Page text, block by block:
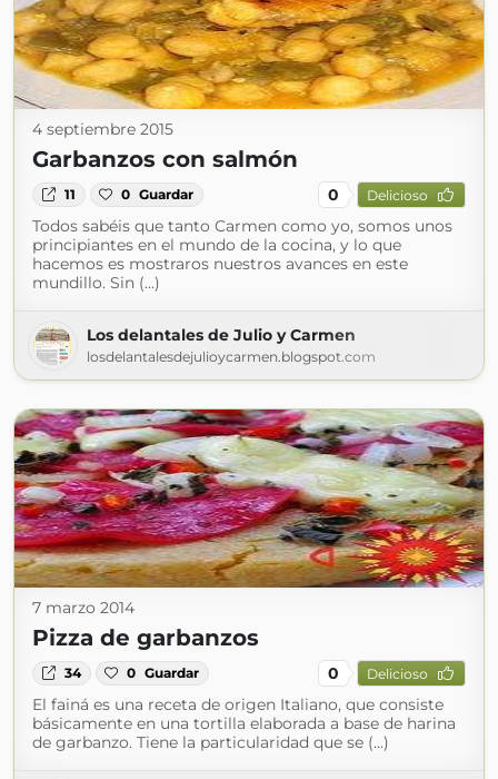
4 septiembre 2015
Garbanzos con salmón
11 0 Guardar 0 Delicioso
Todos sabéis que tanto Carmen como yo, somos unos
principiantes en el mundo de la cocina, y lo que
hacemos es mostraros nuestros avances en este
mundillo. Sin (...)
Los delantales de Julio y Carmen
losdelantalesdejulioycarmen.blogspot.com
7 marzo 2014
Pizza de garbanzos
34 0 Guardar 0 Delicioso
El fainá es una receta de origen Italiano, que consiste
básicamente en una tortilla elaborada a base de harina
de garbanzo. Tiene la particularidad que se (...)